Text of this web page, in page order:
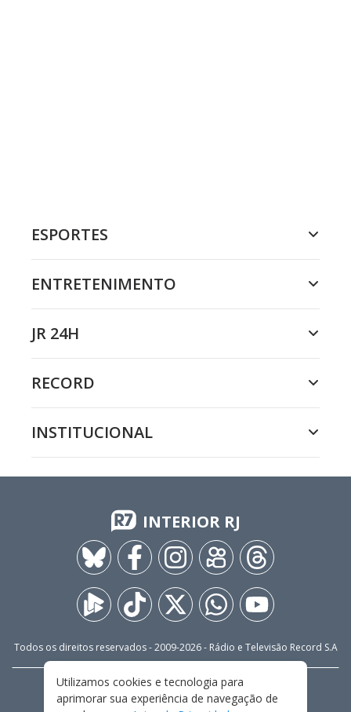
ESPORTES
ENTRETENIMENTO
JR 24H
RECORD
INSTITUCIONAL
INTERIOR RJ
Todos os direitos reservados - 2009-2026- Rádio e Televisão Record S.A
FALE CONOSCO
PRIVACIDADE
Utilizamos cookies e tecnologia para
aprimorar sua experiência de navegação de